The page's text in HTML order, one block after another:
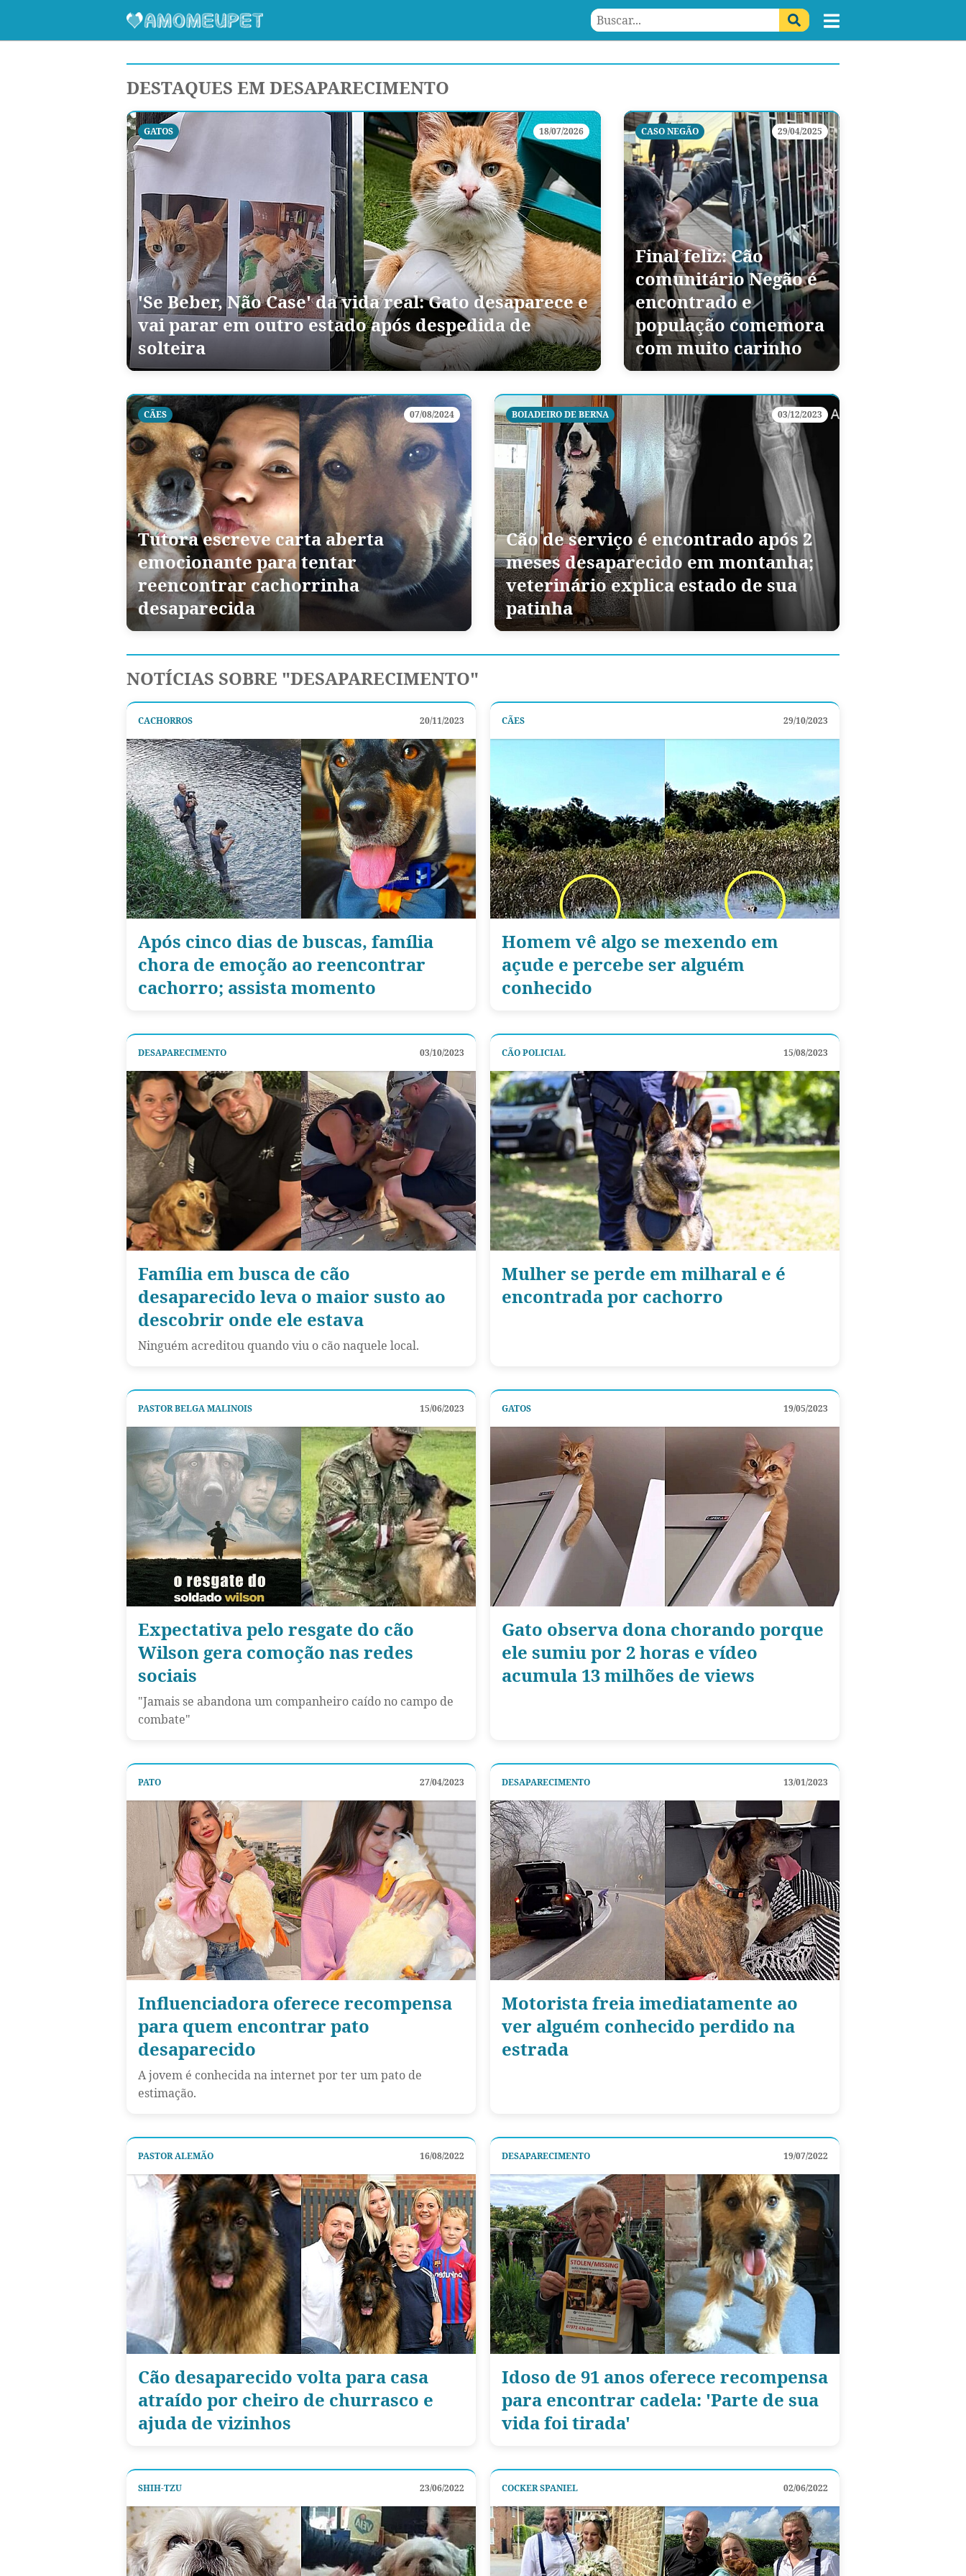
DESTAQUES EM DESAPARECIMENTO
GATOS 18/07/2026
'Se Beber, Não Case' da vida real: Gato desaparece e
vai parar em outro estado após despedida de
solteira
CASO NEGÃO 29/04/2025
Final feliz: Cão
comunitário Negão é
encontrado e
população comemora
com muito carinho
CÃES 07/08/2024
Tutora escreve carta aberta
emocionante para tentar
reencontrar cachorrinha
desaparecida
BOIADEIRO DE BERNA 03/12/2023
Cão de serviço é encontrado após 2
meses desaparecido em montanha;
veterinário explica estado de sua
patinha
NOTÍCIAS SOBRE "DESAPARECIMENTO"
CACHORROS 20/11/2023
Após cinco dias de buscas, família
chora de emoção ao reencontrar
cachorro; assista momento
CÃES 29/10/2023
Homem vê algo se mexendo em
açude e percebe ser alguém
conhecido
DESAPARECIMENTO 03/10/2023
Família em busca de cão
desaparecido leva o maior susto ao
descobrir onde ele estava
Ninguém acreditou quando viu o cão naquele local.
CÃO POLICIAL 15/08/2023
Mulher se perde em milharal e é
encontrada por cachorro
PASTOR BELGA MALINOIS 15/06/2023
Expectativa pelo resgate do cão
Wilson gera comoção nas redes
sociais
"Jamais se abandona um companheiro caído no campo de
combate"
GATOS 19/05/2023
Gato observa dona chorando porque
ele sumiu por 2 horas e vídeo
acumula 13 milhões de views
PATO 27/04/2023
Influenciadora oferece recompensa
para quem encontrar pato
desaparecido
A jovem é conhecida na internet por ter um pato de
estimação.
DESAPARECIMENTO 13/01/2023
Motorista freia imediatamente ao
ver alguém conhecido perdido na
estrada
PASTOR ALEMÃO 16/08/2022
Cão desaparecido volta para casa
atraído por cheiro de churrasco e
ajuda de vizinhos
DESAPARECIMENTO 19/07/2022
Idoso de 91 anos oferece recompensa
para encontrar cadela: 'Parte de sua
vida foi tirada'
SHIH-TZU 23/06/2022 COCKER SPANIEL 02/06/2022